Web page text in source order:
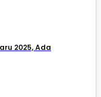
2025, Ada